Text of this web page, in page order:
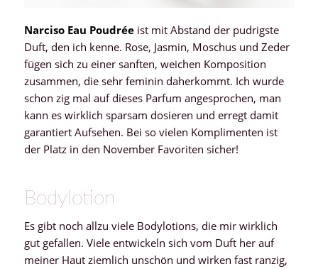
Narciso Eau Poudréeist mit Abstand der pudrigste
Duft, den ich kenne. Rose, Jasmin, Moschus und Zeder
fügen sich zu einer sanften, weichen Komposition
zusammen, die sehr feminin daherkommt. Ich wurde
schon zig mal auf dieses Parfum angesprochen, man
kann es wirklich sparsam dosieren und erregt damit
garantiert Aufsehen. Bei so vielen Komplimenten ist
der Platz in den November Favoriten sicher!
Bodylotion
Es gibt noch allzu viele Bodylotions, die mir wirklich
gut gefallen. Viele entwickeln sich vom Duft her auf
meiner Haut ziemlich unschön und wirken fast ranzig,